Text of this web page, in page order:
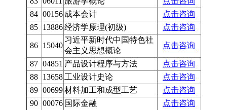
84 00156 成本会计
点击咨询
85 13886 经济学原理(初级) 点击咨询
86 15040
习近平新时代中国特色社
会主义思想概论
点击咨询
87 04851 产品设计程序与方法
点击咨询
88 13658 工业设计史论
点击咨询
89 00699 材料加工和成型工艺
点击咨询
90 00076 国际金融
点击咨询